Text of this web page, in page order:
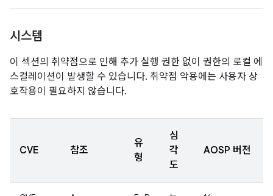
시스템
이 섹션의 취약점으로 인해 추가 실행 권한 없이 권한의 로컬 에
스컬레이션이 발생할 수 있습니다. 취약점 악용에는 사용자 상
호작용이 필요하지 않습니다.
CVE 참조
유
형
심
각
도
AOSP 버전